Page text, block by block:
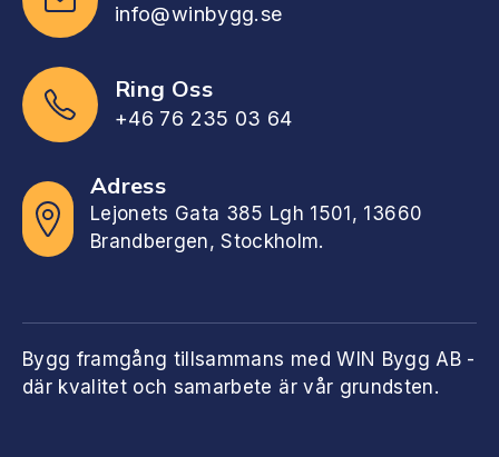
info@winbygg.se
Ring Oss
+46 76 235 03 64
Adress
Lejonets Gata 385 Lgh 1501, 13660
Brandbergen, Stockholm.
Bygg framgång tillsammans med WIN Bygg AB -
där kvalitet och samarbete är vår grundsten.